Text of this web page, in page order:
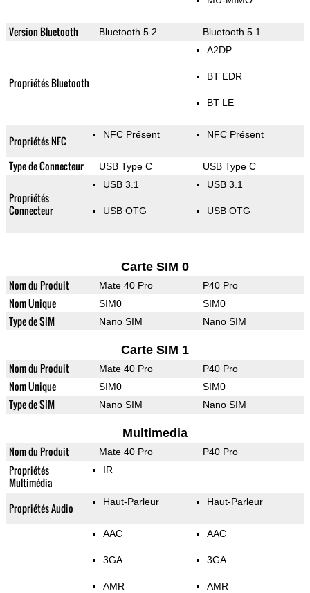
Version Bluetooth Bluetooth 5.2 Bluetooth 5.1
Propriétés Bluetooth
A2DP
BT EDR
BT LE
Propriétés NFC NFC Présent NFC Présent
Type de Connecteur USB Type C USB Type C
Propriétés
Connecteur
USB 3.1
USB OTG
USB 3.1
USB OTG
Carte SIM 0
Nom du Produit Mate 40 Pro P40 Pro
Nom Unique SIM0 SIM0
Type de SIM Nano SIM Nano SIM
Carte SIM 1
Nom du Produit Mate 40 Pro P40 Pro
Nom Unique SIM0 SIM0
Type de SIM Nano SIM Nano SIM
Multimedia
Nom du Produit Mate 40 Pro P40 Pro
Propriétés
Multimédia
IR
Propriétés Audio Haut-Parleur Haut-Parleur
AAC
3GA
AMR
AAC
3GA
AMR